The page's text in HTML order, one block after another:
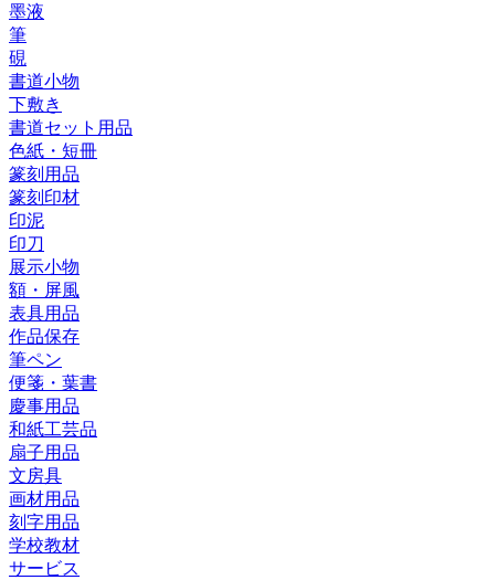
墨液
筆
硯
書道小物
下敷き
書道セット用品
色紙・短冊
篆刻用品
篆刻印材
印泥
印刀
展示小物
額・屏風
表具用品
作品保存
筆ペン
便箋・葉書
慶事用品
和紙工芸品
扇子用品
文房具
画材用品
刻字用品
学校教材
サービス